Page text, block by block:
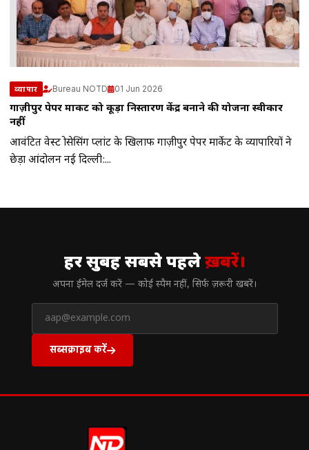
व्यापार Bureau NOTD 01 Jun 2026
गाज़ीपुर पेपर मार्केट को कूड़ा निस्तारण केंद्र बनाने की योजना स्वीकार
नहीं
आवंटित वेस्ट प्रोसेसिंग प्लांट के खिलाफ गाज़ीपुर पेपर मार्केट के व्यापारियों ने
छेड़ा आंदोलन नई दिल्ली:...
हर सुबह सबसे पहलेख़बरें।
अपना ईमेल दर्ज करें — कोई स्पैम नहीं, सिर्फ ज़रूरी खबरें।
सब्सक्राइब करें